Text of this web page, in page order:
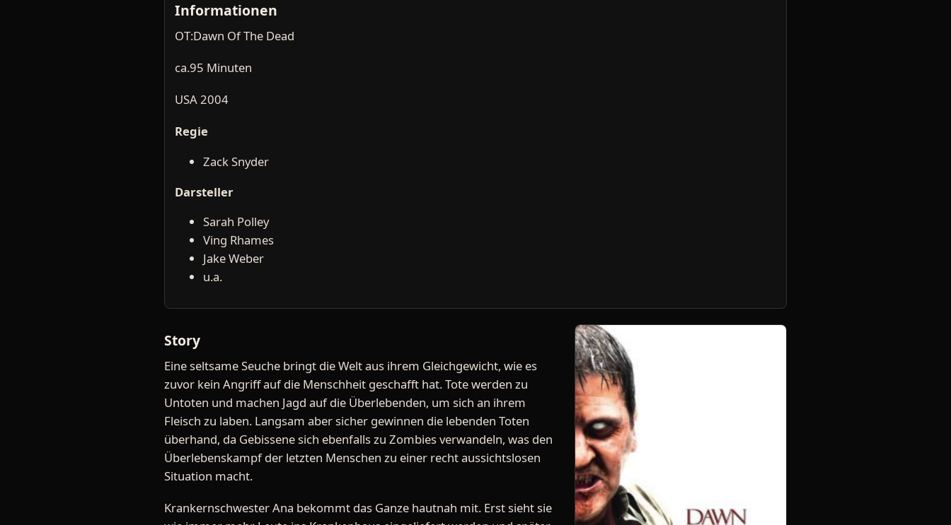
Informationen
OT:Dawn Of The Dead
ca.95 Minuten
USA 2004
Regie
Zack Snyder
Darsteller
Sarah Polley
Ving Rhames
Jake Weber
u.a.
Story
Eine seltsame Seuche bringt die Welt aus ihrem Gleichgewicht, wie es
zuvor kein Angriff auf die Menschheit geschafft hat. Tote werden zu
Untoten und machen Jagd auf die Überlebenden, um sich an ihrem
Fleisch zu laben. Langsam aber sicher gewinnen die lebenden Toten
überhand, da Gebissene sich ebenfalls zu Zombies verwandeln, was den
Überlebenskampf der letzten Menschen zu einer recht aussichtslosen
Situation macht.
Krankernschwester Ana bekommt das Ganze hautnah mit. Erst sieht sie